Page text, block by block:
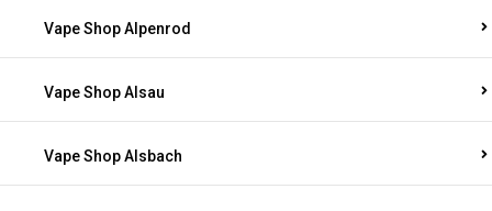
Vape Shop Alpenrod
Vape Shop Alsau
Vape Shop Alsbach